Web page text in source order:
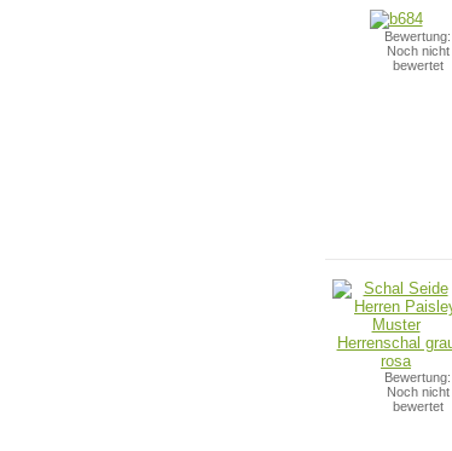
Bewertung:
Noch nicht
bewertet
Bewertung:
Noch nicht
bewertet